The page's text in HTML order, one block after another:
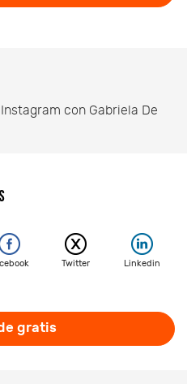
con Gabriela De
Twitter Linkedin
gratis